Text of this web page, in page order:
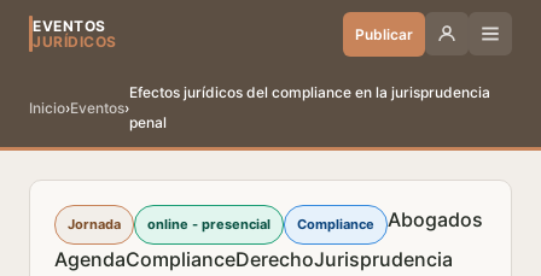
EVENTOS
JURÍDICOS
Publicar
Inicio›Eventos›
Efectos jurídicos del compliance en la jurisprudencia
penal
Jornada online - presencial Compliance
Abogados
AgendaComplianceDerechoJurisprudencia